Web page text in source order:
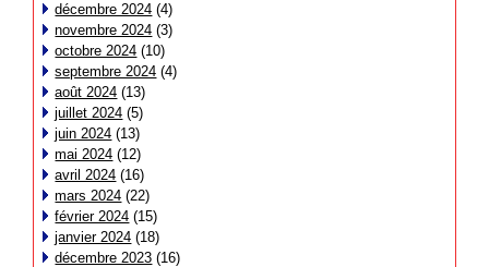
décembre 2024 (4)
novembre 2024 (3)
octobre 2024 (10)
septembre 2024 (4)
août 2024 (13)
juillet 2024 (5)
juin 2024 (13)
mai 2024 (12)
avril 2024 (16)
mars 2024 (22)
février 2024 (15)
janvier 2024 (18)
décembre 2023 (16)